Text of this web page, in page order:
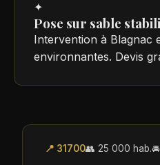
✦
Pose sur sable
Intervention à Blagnac
environnantes. Devis
📍 31700👥 25 000 hab.